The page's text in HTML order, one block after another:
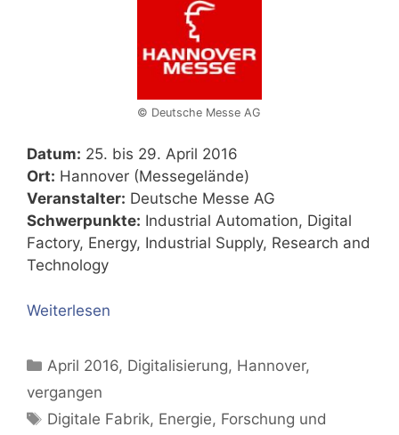
© Deutsche Messe AG
Datum: 25. bis 29. April 2016
Ort: Hannover (Messegelände)
Veranstalter: Deutsche Messe AG
Schwerpunkte: Industrial Automation, Digital
Factory, Energy, Industrial Supply, Research and
Technology
Weiterlesen
Kategorien
April 2016, Digitalisierung, Hannover,
vergangen
Schlagwörter
Digitale Fabrik, Energie, Forschung und